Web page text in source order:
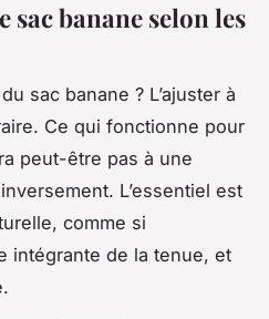
banane selon les
sac banane ? L’ajuster à
Ce qui fonctionne pour
peut-être pas à une
L’essentiel est
comme si
intégrante de la tenue, et